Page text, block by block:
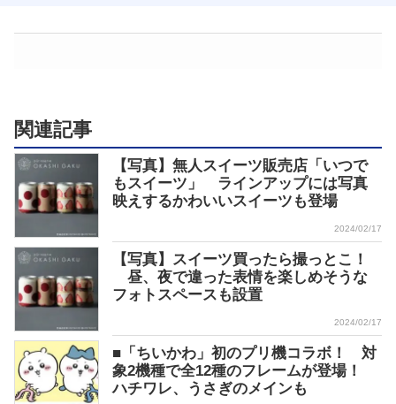
関連記事
【写真】無人スイーツ販売店「いつで
もスイーツ」 ラインアップには写真
映えするかわいいスイーツも登場
2024/02/17
【写真】スイーツ買ったら撮っとこ！
昼、夜で違った表情を楽しめそうな
フォトスペースも設置
2024/02/17
■「ちいかわ」初のプリ機コラボ！ 対
象2機種で全12種のフレームが登場！
ハチワレ、うさぎのメインも